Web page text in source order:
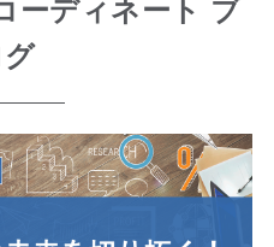
ーディネート ブ
グ